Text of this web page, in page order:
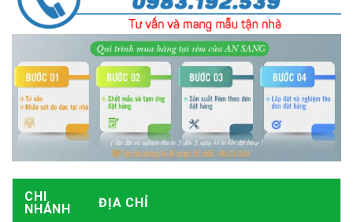
CHI
NHÁNH
ĐỊA CHỈ